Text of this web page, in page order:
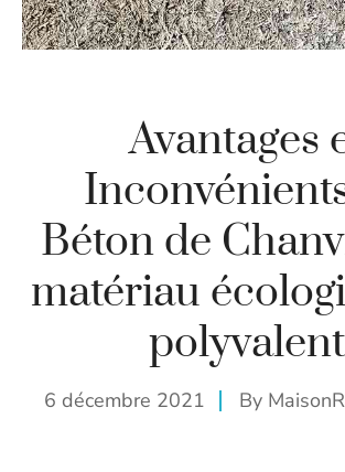
Avantages
Béton de
matériau
polyvalent
6 décembre 2021 By